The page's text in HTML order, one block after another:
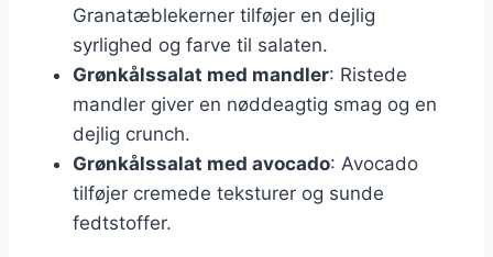
Granatæblekerner tilføjer en dejlig
syrlighed og farve til salaten.
Grønkålssalat med mandler: Ristede
mandler giver en nøddeagtig smag og en
dejlig crunch.
Grønkålssalat med avocado: Avocado
tilføjer cremede teksturer og sunde
fedtstoffer.